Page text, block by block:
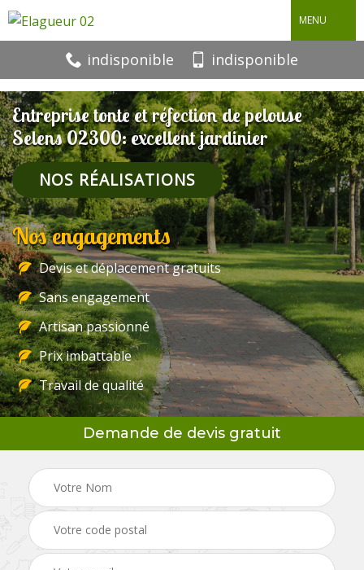
MENU
indisponible indisponible
Entreprise tonte et réfection de pelouse
Selens 02300: excellent jardinier
NOS RÉALISATIONS
Nos engagements
Devis et déplacement gratuits
Sans engagement
Artisan passionné
Prix imbattable
Travail de qualité
Demande de devis gratuit